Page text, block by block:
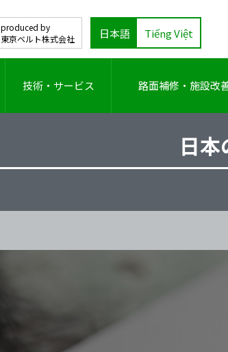
produced by
東京ベルト株式会社
日本語 Tiếng Việt
技術・サービス 路面補修・施設改
日